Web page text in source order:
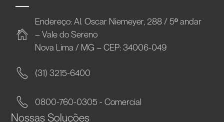
Endereço: Al. Oscar Niemeyer, 288 / 5º andar
– Vale do Sereno
Nova Lima / MG – CEP: 34006-049
(31) 3215-6400
0800-760-0305 - Comercial
Nossas Soluções